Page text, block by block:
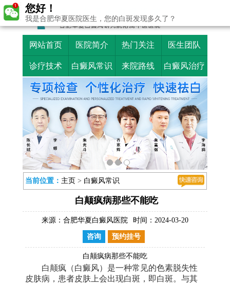
网站首页 医院简介 热门关注 医生团队
诊疗技术 白癜风常识 来院路线 白癜风治疗
当前位置： 主页 > 白癜风常识
白颠疯病那些不能吃
来源： 合肥华夏白癜风医院 时间：2024-03-20
咨询 预约挂号
白颠疯病那些不能吃
白颠疯（白癜风）是一种常见的色素脱失性
皮肤病，患者皮肤上会出现白斑，即白斑。与其
您好！
我是合肥华夏医院医生，您的白斑发现多久了？